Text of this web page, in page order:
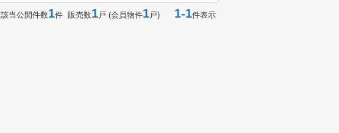
該当公開件数1件 販売数1戸 (会員物件1戸) 1-1件表示